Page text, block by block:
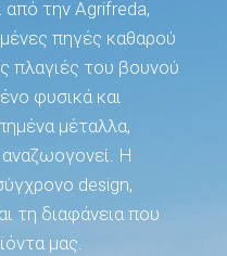
την Agrifreda,
πηγές καθαρού
πλαγιές του βουνού
φυσικά και
μέταλλα,
Η
design,
τη διαφάνεια που
μας.